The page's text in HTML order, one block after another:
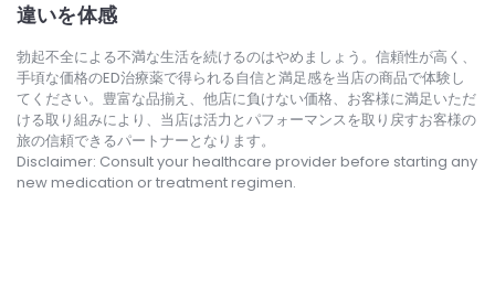
違いを体感
勃起不全による不満な生活を続けるのはやめましょう。信頼性が高く、
手頃な価格のED治療薬で得られる自信と満足感を当店の商品で体験し
てください。豊富な品揃え、他店に負けない価格、お客様に満足いただ
ける取り組みにより、当店は活力とパフォーマンスを取り戻すお客様の
旅の信頼できるパートナーとなります。
Disclaimer: Consult your healthcare provider before starting any
new medication or treatment regimen.